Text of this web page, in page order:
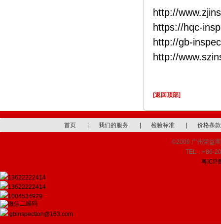
http://
https://hqc-
http://gb-
http://
[返回顶部]
首页 我们的服务 检验标准 价格条款
©2009 广州荣益
TEL：+86-
粤ICP
13622222414
13622222414
1004534929
gbinspection@163.com